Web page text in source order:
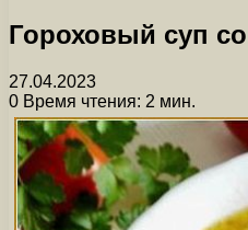
Гороховый суп
27.04.2023
0 Время чтения: 2 мин.